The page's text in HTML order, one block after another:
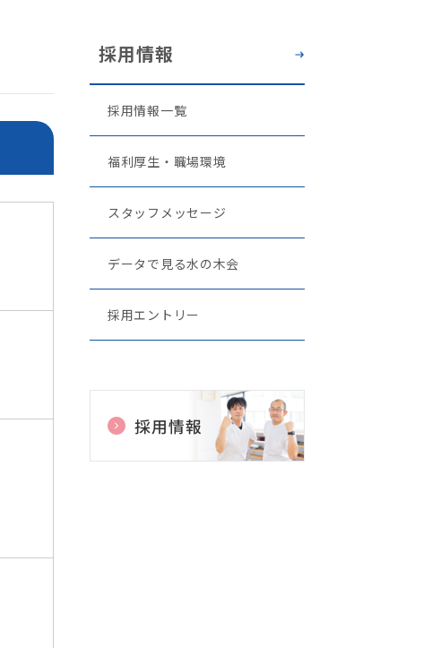
採用情報
採用情報一覧
福利厚生・職場環境
スタッフメッセージ
データで見る水の木会
採用エントリー